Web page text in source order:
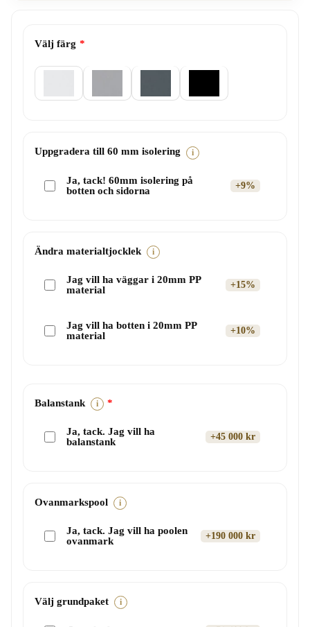
Välj färg
Uppgradera till 60 mm isolering i
Ja, tack! 60mm isolering på
botten och sidorna
+9%
Ändra materialtjocklek i
Jag vill ha väggar i 20mm PP
material
+15%
Jag vill ha botten i 20mm PP
material
+10%
Balanstank i
Ja, tack. Jag vill ha
balanstank
+45 000 kr
Ovanmarkspool i
Ja, tack. Jag vill ha poolen
ovanmark
+190 000 kr
Välj grundpaket i